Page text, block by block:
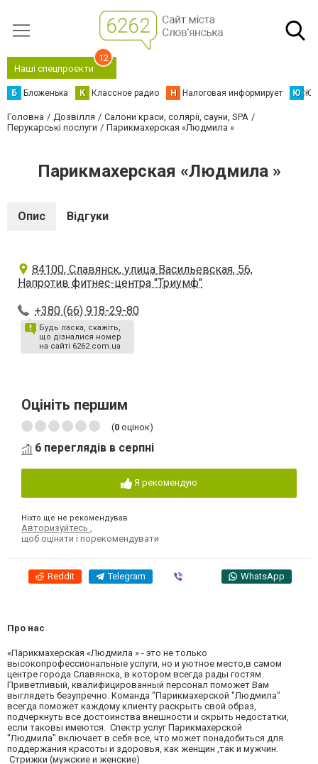
Наші спецпроєкти
12
Б Бложенька К Классное радио Н Налоговая информирует Ю
Головна Дозвілля
Салони краси, солярії, сауни, SPA
Перукарські послуги
Парикмахерская «Людмила »
Парикмахерская «Людмила »
Опис Відгуки
84100, Славянск, улица Васильевская, 56,
Напротив фитнес-центра "Триумф"
+380 (66) 918-29-80
Будь ласка, скажіть,
що дізналися номер
на сайті 6262.com.ua
Оцініть першим
(0 оцінок)
6 переглядів в серпні
Я рекомендую
Ніхто ще не рекомендував
Авторизуйтесь
щоб оцінити і порекомендувати
Reddit Telegram WhatsApp
Про нас
«Парикмахерская «Людмила » - это не только
высокопрофессиональные услуги, но и уютное место,в самом
центре города Славянска, в котором всегда рады гостям.
Приветливый, квалифицированный персонал поможет Вам
выглядеть безупречно. Команда "Парикмахерской "Людмила"
всегда поможет каждому клиенту раскрыть свой образ,
подчеркнуть все достоинства внешности и скрыть недостатки,
если таковы имеются. Спектр услуг Парикмахерской
"Людмила" включает в себя все, что может понадобиться для
поддержания красоты и здоровья, как женщин ,так и мужчин.
Стрижки (мужские и женские)